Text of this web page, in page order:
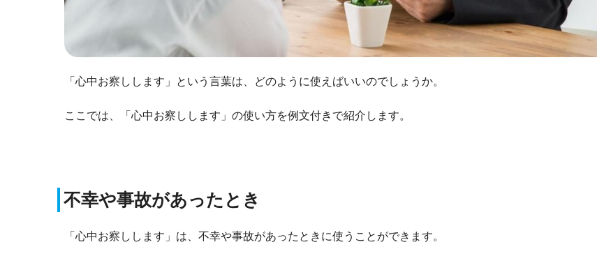
「心中お察しします」という言葉は、どのように使えばいいのでしょうか。
ここでは、「心中お察しします」の使い方を例文付きで紹介します。
不幸や事故があったとき
「心中お察しします」は、不幸や事故があったときに使うことができます。